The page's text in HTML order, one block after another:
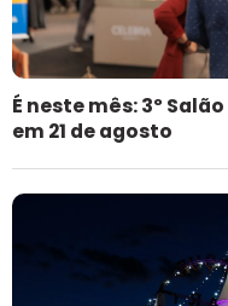
É neste mês: 3º
em 21 de agosto